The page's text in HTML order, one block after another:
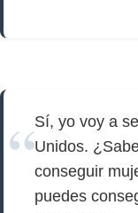
Sí, yo voy a
Unidos.
conseguir
puedes